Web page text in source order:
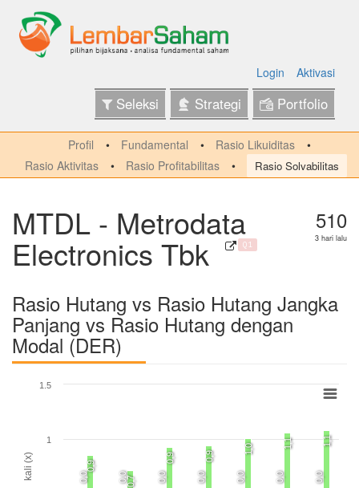
Login Aktivasi
Seleksi Strategi Portfolio
Profil Fundamental
Rasio Likuiditas
Rasio Aktivitas
Rasio Profitabilitas Rasio Solvabilitas
MTDL - Metrodata
Electronics Tbk Q1
510
3 hari lalu
Rasio Hutang vs Rasio Hutang Jangka
Panjang vs Rasio Hutang dengan
Modal (DER)
kali (x) 0,0 0,0 0,0 0,0 0,0 0,0 0,0
0,9
0,7
0,9 0,9
1,0 1,1 1,1
1
1.5